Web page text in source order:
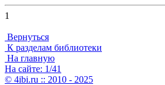
1
Вернуться
К разделам библиотеки
На главную
На сайте: 1/41
© 4ibi.ru :: 2010 - 2025